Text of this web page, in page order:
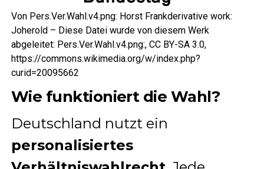
Von Pers.Ver.Wahl.v4.png: Horst Frankderivative work:
Joherold – Diese Datei wurde von diesem Werk
abgeleitet: Pers.Ver.Wahl.v4.png:, CC BY-SA 3.0,
https://commons.wikimedia.org/w/index.php?
curid=20095662
Wie funktioniert die Wahl?
Deutschland nutzt ein
personalisiertes